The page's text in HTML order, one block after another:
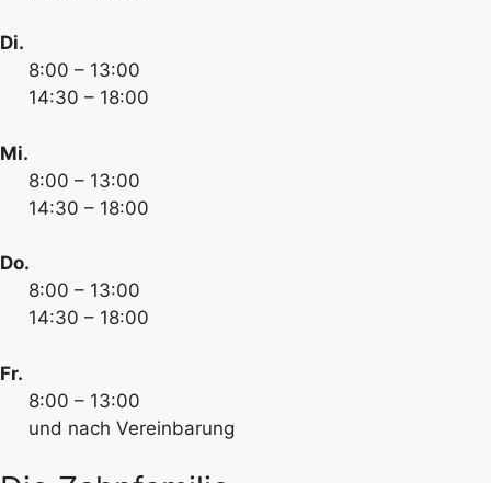
Di.
8:00 – 13:00
14:30 – 18:00
Mi.
8:00 – 13:00
14:30 – 18:00
Do.
8:00 – 13:00
14:30 – 18:00
Fr.
8:00 – 13:00
und nach Vereinbarung